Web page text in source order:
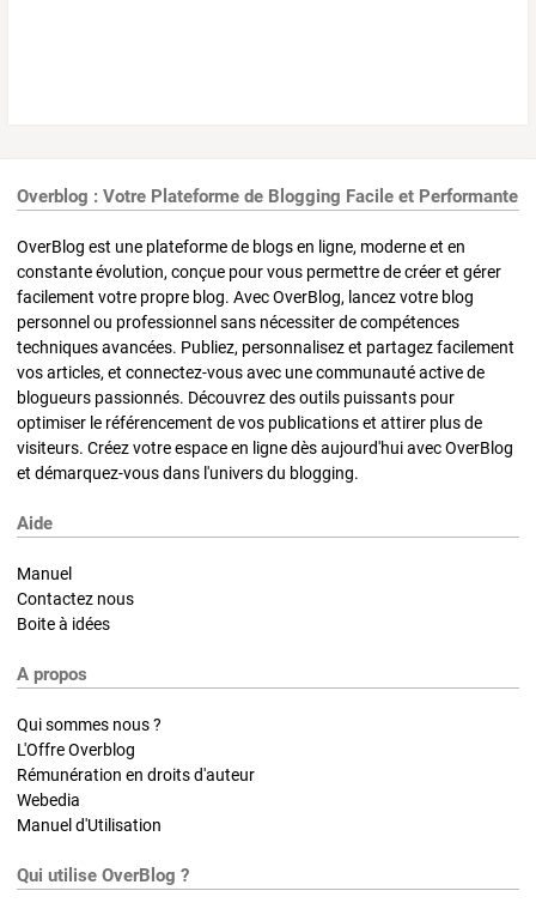
Overblog : Votre Plateforme de Blogging Facile et Performante
OverBlog est une plateforme de blogs en ligne, moderne et en
constante évolution, conçue pour vous permettre de créer et gérer
facilement votre propre blog. Avec OverBlog, lancez votre blog
personnel ou professionnel sans nécessiter de compétences
techniques avancées. Publiez, personnalisez et partagez facilement
vos articles, et connectez-vous avec une communauté active de
blogueurs passionnés. Découvrez des outils puissants pour
optimiser le référencement de vos publications et attirer plus de
visiteurs. Créez votre espace en ligne dès aujourd'hui avec OverBlog
et démarquez-vous dans l'univers du blogging.
Aide
Manuel
Contactez nous
Boite à idées
A propos
Qui sommes nous ?
L'Offre Overblog
Rémunération en droits d'auteur
Webedia
Manuel d'Utilisation
Qui utilise OverBlog ?